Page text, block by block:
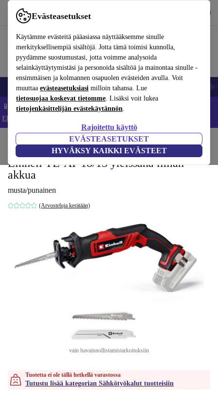
Evästeasetukset
Käytämme evästeitä pääasiassa näyttääksemme sinulle
merkityksellisempiä sisältöjä. Jotta tämä toimisi kunnolla,
pyydämme suostumustasi, jotta voimme analysoida
selainkäyttäytymistäsi ja personoida sisältöä ja mainontaa sinulle -
ensimmäisen ja kolmannen osapuolen evästeiden avulla. Voit
muuttaa evästeasetuksiasi milloin tahansa. Lue
tietosuojaa koskevat tietomme. Lisäksi voit lukea
tietojenkäsittelijän evästekäytännön.
Rajoitettu käyttö
EVÄSTEASETUKSET
HYVÄKSY KAIKKI EVÄSTEET
Käytä refurbed-palvelua nopeasti ja helposti
Matkapuhelimet ja älypuhelimet Kannettavat tietokoneet
📱 Säästä 5 % LISÄÄ iPhoneista – Koodi: IPHONEDEAL –
Ehdot ja säännöt
Sähkötyökalut
Einhell TE-AP 18/13 yleissaha ilman
akkua
musta/punainen
(Arvosteluja kerätään)
vain havainnollistamistarkoituksiin
Tuotetta ei ole tällä hetkellä varastossa
Tutustu lisää kategorian Sähkötyökalut tuotteisiin